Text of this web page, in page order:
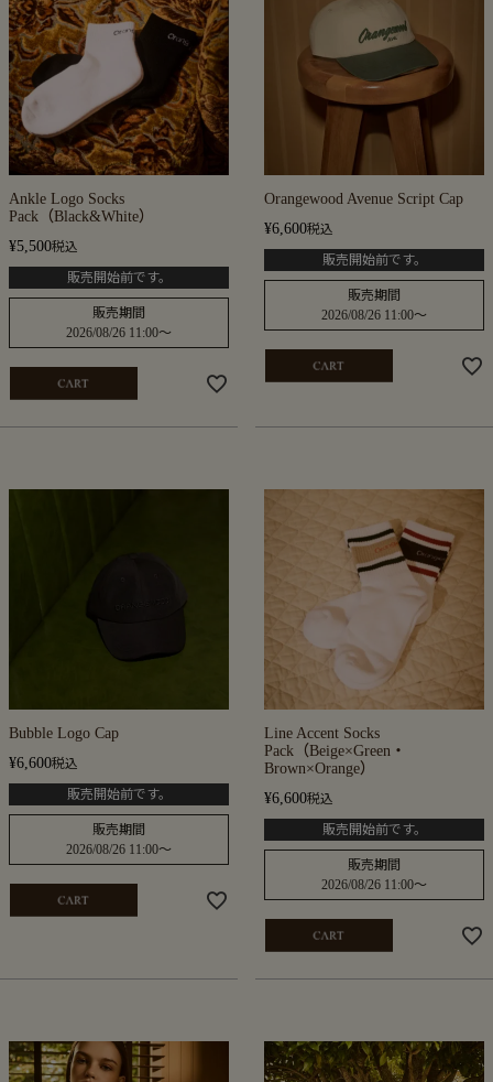
Ankle Logo Socks
Pack（Black&White）
¥5,500税込
販売開始前です。
販売期間
2026/08/26 11:00〜
Orangewood Avenue Script Cap
¥6,600税込
販売開始前です。
販売期間
2026/08/26 11:00〜
Bubble Logo Cap
¥6,600税込
販売開始前です。
販売期間
2026/08/26 11:00〜
Line Accent Socks
Pack（Beige×Green・
Brown×Orange）
¥6,600税込
販売開始前です。
販売期間
2026/08/26 11:00〜